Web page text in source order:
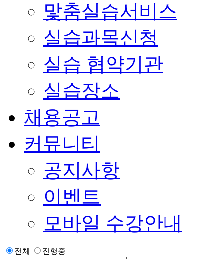
맟춤실습서비스
실습과목신청
실습 협약기관
실습장소
채용공고
커뮤니티
공지사항
이벤트
모바일 수강안내
전체
진행중